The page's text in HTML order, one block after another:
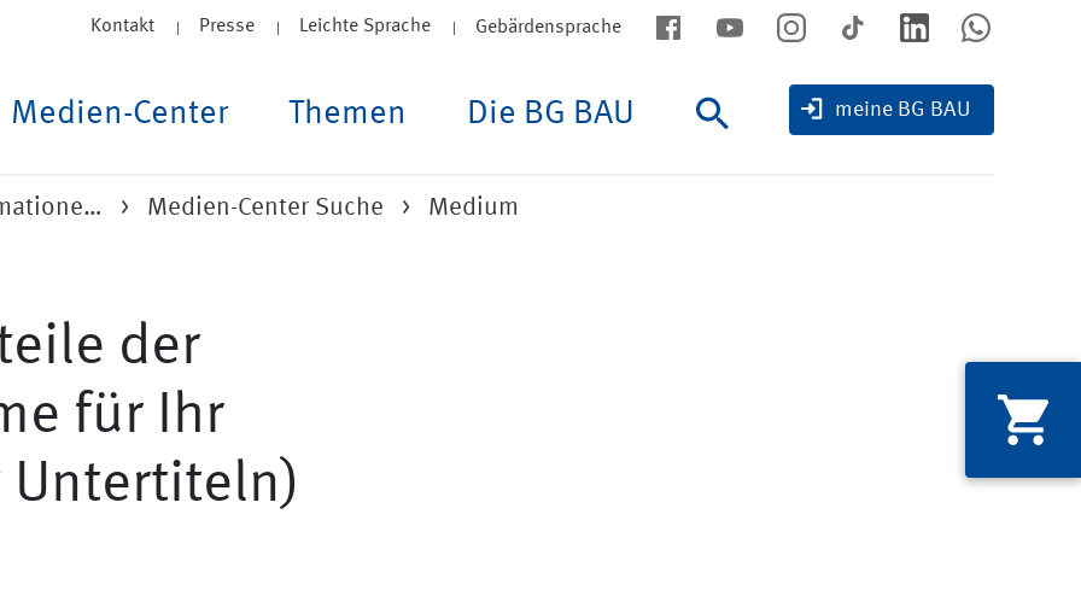
Kontakt Presse Leichte Sprache Gebärdensprache
Medien-Center Themen Die BG BAU Suche meine BG BAU
Medien-Center Suche Medium
der
für Ihr